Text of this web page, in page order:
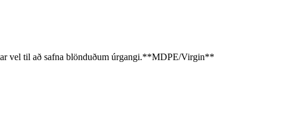
vel til að safna blönduðum úrgangi.**MDPE/Virgin**